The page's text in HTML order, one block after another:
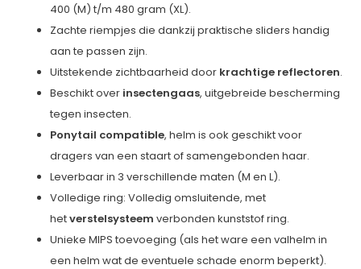
400 (M) t/m 480 gram (XL).
Zachte riempjes die dankzij praktische sliders handig
aan te passen zijn.
Uitstekende zichtbaarheid door krachtige reflectoren.
Beschikt over insectengaas, uitgebreide bescherming
tegen insecten.
Ponytail compatible, helm is ook geschikt voor
dragers van een staart of samengebonden haar.
Leverbaar in 3 verschillende maten (M en L).
Volledige ring: Volledig omsluitende, met
hetverstelsysteem verbonden kunststof ring.
Unieke MIPS toevoeging (als het ware een valhelm in
een helm wat de eventuele schade enorm beperkt).